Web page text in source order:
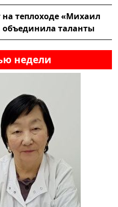
теплоходе «Михаил
объединила таланты
недели